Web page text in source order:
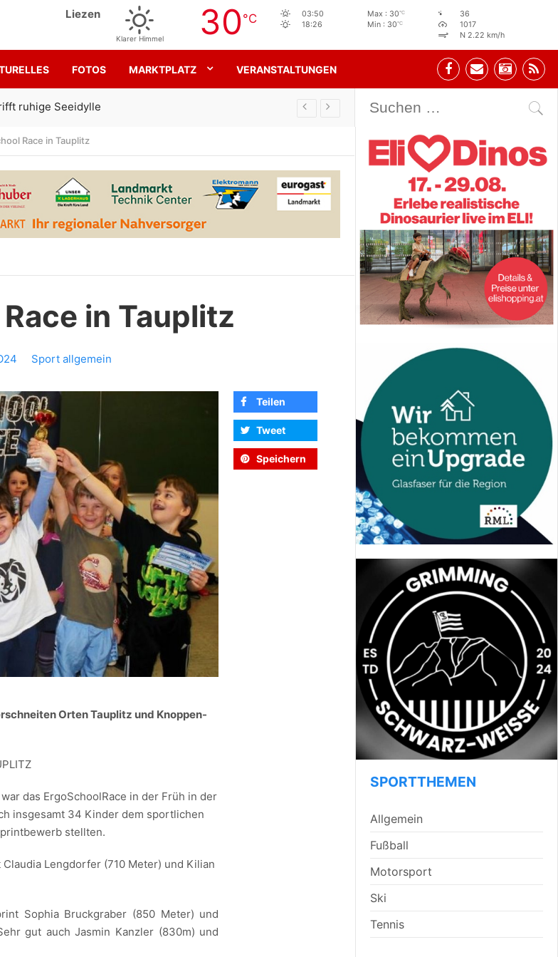
Liezen
Klarer Himmel 30°C
03:50
18:26
Max : 30°C
Min : 30°C
36
1017
N 2.22 km/h
FOTOS MARKTPLATZ VERANSTALTUNGEN
SK Sturm Stehbeisl Stainach Öffnungszeiten
Race in Tauplitz
in Tauplitz
Sport allgemein
Orten Tauplitz und Knoppen-
das ErgoSchoolRace in der Früh in der
insgesamt 34 Kinder dem sportlichen
stellten.
Lengdorfer (710 Meter) und Kilian
Sophia Bruckgraber (850 Meter) und
gut auch Jasmin Kanzler (830m) und
Teilen
Tweet
Speichern
SPORTTHEMEN
Allgemein
Fußball
Motorsport
Ski
Tennis